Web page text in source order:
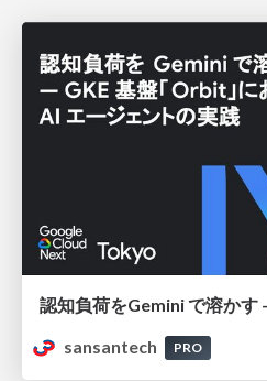
sansantech
PRO